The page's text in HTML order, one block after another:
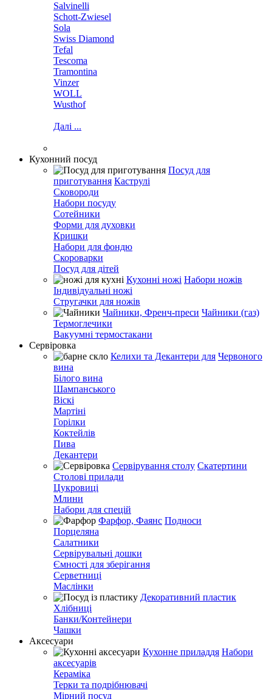
Salvinelli
Schott-Zwiesel
Sola
Swiss Diamond
Tefal
Tescoma
Tramontina
Vinzer
WOLL
Wusthof
Далі ...
Кухонний посуд
Посуд для
приготування Каструлі
Сковороди
Набори посуду
Сотейники
Форми для духовки
Кришки
Набори для фондю
Скороварки
Посуд для дітей
Кухонні ножі Набори ножів
Індивідуальні ножі
Стругачки для ножів
Чайники, Френч-преси Чайники (газ)
Термоглечики
Вакуумні термостакани
Сервіровка
Келихи та Декантери для Червоного
вина
Білого вина
Шампанського
Віскі
Мартіні
Горілки
Коктейлів
Пива
Декантери
Сервірування столу Скатертини
Столові прилади
Цукровиці
Млини
Набори для спецій
Фарфор, Фаянс Подноси
Порцеляна
Салатники
Сервірувальні дошки
Ємності для зберігання
Серветниці
Маслінки
Декоративний пластик
Хлібниці
Банки/Контейнери
Чашки
Аксесуари
Кухонне приладдя Набори
аксесуарів
Кераміка
Терки та подрібнювачі
Мірний посуд